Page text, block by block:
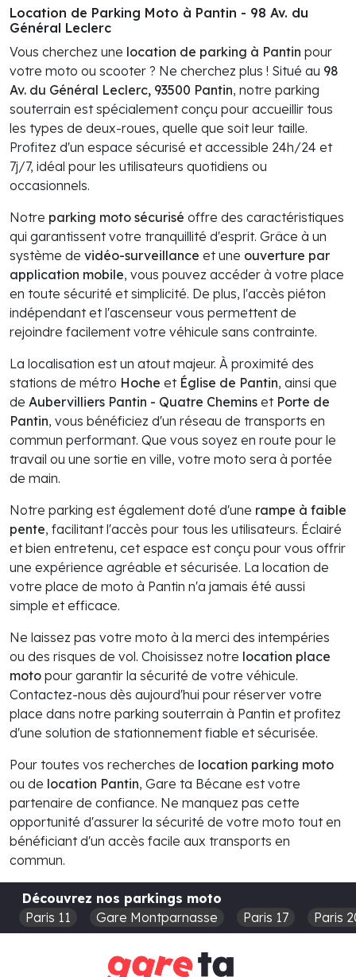
Location de Parking Moto à Pantin - 98 Av. du
Général Leclerc
Vous cherchez une location de parking à Pantin pour
votre moto ou scooter ? Ne cherchez plus ! Situé au 98
Av. du Général Leclerc, 93500 Pantin, notre parking
souterrain est spécialement conçu pour accueillir tous
les types de deux-roues, quelle que soit leur taille.
Profitez d'un espace sécurisé et accessible 24h/24 et
7j/7, idéal pour les utilisateurs quotidiens ou
occasionnels.
Notre parking moto sécurisé offre des caractéristiques
qui garantissent votre tranquillité d'esprit. Grâce à un
système de vidéo-surveillance et une ouverture par
application mobile, vous pouvez accéder à votre place
en toute sécurité et simplicité. De plus, l'accès piéton
indépendant et l'ascenseur vous permettent de
rejoindre facilement votre véhicule sans contrainte.
La localisation est un atout majeur. À proximité des
stations de métro Hoche et Église de Pantin, ainsi que
de Aubervilliers Pantin - Quatre Chemins et Porte de
Pantin, vous bénéficiez d'un réseau de transports en
commun performant. Que vous soyez en route pour le
travail ou une sortie en ville, votre moto sera à portée
de main.
Notre parking est également doté d'une rampe à faible
pente, facilitant l'accès pour tous les utilisateurs. Éclairé
et bien entretenu, cet espace est conçu pour vous offrir
une expérience agréable et sécurisée. La location de
votre place de moto à Pantin n'a jamais été aussi
simple et efficace.
Ne laissez pas votre moto à la merci des intempéries
ou des risques de vol. Choisissez notre location place
moto pour garantir la sécurité de votre véhicule.
Contactez-nous dès aujourd'hui pour réserver votre
place dans notre parking souterrain à Pantin et profitez
d'une solution de stationnement fiable et sécurisée.
Pour toutes vos recherches de location parking moto
ou de location Pantin, Gare ta Bécane est votre
partenaire de confiance. Ne manquez pas cette
opportunité d'assurer la sécurité de votre moto tout en
bénéficiant d'un accès facile aux transports en
commun.
Découvrez nos parkings moto
Paris 11
Gare Montparnasse Paris 17 Paris